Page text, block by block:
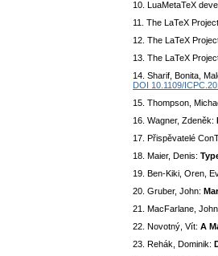
10. LuaMetaTeX
11. The LaTeX
12. The LaTeX
13. The LaTeX
14. Sharif, Bonita,
DOI 10.1109/
15. Thompson,
16. Wagner, Zdeněk:
17. Přispěvatelé
18. Maier, Denis:
19. Ben-Kiki, Oren,
20. Gruber, John:
21. MacFarlane,
22. Novotný, Vít: A
23. Rehák, Dominik: